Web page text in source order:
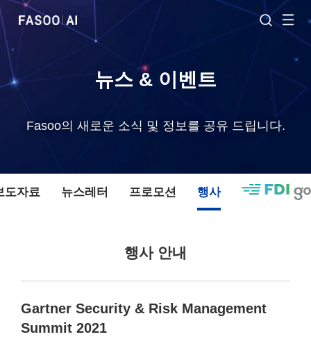
뉴스 & 이벤트
Fasoo의 새로운 소식 및 정보를 공유 드립니다.
도자료 뉴스레터 프로모션 행사
행사 안내
Gartner Security & Risk Management
Summit 2021